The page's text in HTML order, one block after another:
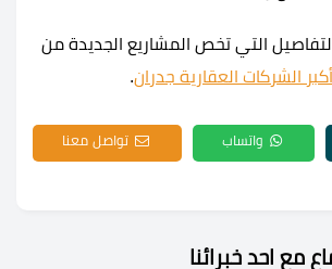
التي تخص المشاريع الجديدة من
أكبر الشركات العقارية جدران.
واتساب تواصل معنا
مع احد خبرائنا